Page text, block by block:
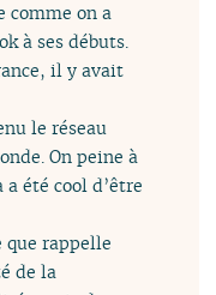
comme on a
à ses débuts.
il y avait
le réseau
On peine à
été cool d’être
que rappelle
de la